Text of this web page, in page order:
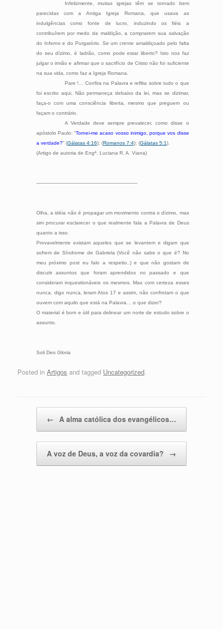
Infelizmente, muitas igrejas têm se tornado bem
parecidas com a Antiga Igreja Romana, que usava as
indulgências como fonte de lucro, induzindo os fiéis a
contribuírem por medo da maldição, a comprarem sua salvação
do Inferno e do Purgatório. Se um crente amaldiçoado pelo falta
do seu dízimo, é ladrão, como pode estar liberto? Isto nos faz
julgar o irmão e afirmar que o sacrifício de Cristo não foi suficiente
na sua vida, como faz a Igreja Romana.
Pare !… Confira na Palavra e reflita sobre tudo o que
foi escrito aqui, Não permaneça debaixo da lei, mas se dizimar,
faça-o com uma consciência liberta, mesmo que preguem ou
façam o contrário.
A Verdade deve sempre prevalecer, como disse o
apóstolo Paulo: “Tornei-me acaso vosso inimigo, porque vos disse
a verdade?” (Gálatas 4:16); (Romanos 7:4); (Gálatas 5:1).
(Artigo de autoria de Engª. Luciana R. A. Viana)
————————————————————-
Olha, a idéia não é propagar um movimento contra o dízimo, mas
sim procurar esclarecer o que realmente fala a Palavra de Deus
quanto a isso.
Provavelmente existam aqueles que se levantem e digam que
sofrem de Síndrome de Gabriela (Você não sabe o que é? No
meu próximo post eu falo a respeito..) e que não gostam de
discutir assuntos que foram aprendidos no passado e que
consideram inquestionáveis os mesmos. Mas com certeza esses
nunca, digo nunca, leram Atos 17 e assim, não confrotam o que
ouvem com aquilo que está na Palavra… o que dizer?
O material é bom e útil para delinear um norte de estudo sobre o
assunto.
Soli Deo Gloria
Posted in Artigos and tagged Uncategorized.
← A alma católica dos evangélicos…
A voz de Deus, a voz da covardia? →